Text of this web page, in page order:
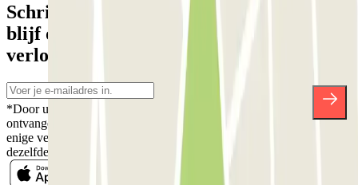
Schrijf je in voor onze nieuwsbrief en
blijf op de hoogte van kortingen,
verlotingen en vele andere verrassingen.
*Door u in te schrijven aanvaardt u ons Privacybeleid voor het
ontvangen van commerciële communicatie van Parclick. Zonder
enige verplichting kunt u zich uitschrijven wanneer u maar wilt in
dezelfde nieuwsbrief.